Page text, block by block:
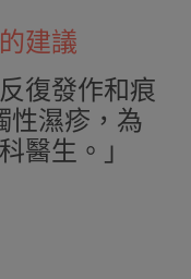
建議
復發作和痕
性濕疹，為
醫生。」